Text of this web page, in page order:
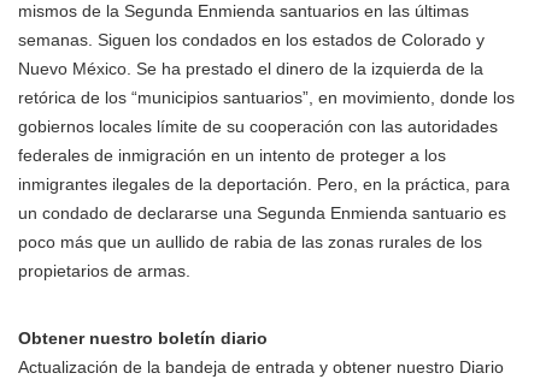
mismos de la Segunda Enmienda santuarios en las últimas
semanas. Siguen los condados en los estados de Colorado y
Nuevo México. Se ha prestado el dinero de la izquierda de la
retórica de los “municipios santuarios”, en movimiento, donde los
gobiernos locales límite de su cooperación con las autoridades
federales de inmigración en un intento de proteger a los
inmigrantes ilegales de la deportación. Pero, en la práctica, para
un condado de declararse una Segunda Enmienda santuario es
poco más que un aullido de rabia de las zonas rurales de los
propietarios de armas.
Obtener nuestro boletín diario
Actualización de la bandeja de entrada y obtener nuestro Diario